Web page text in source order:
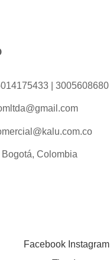
| 3005608680
Bogotá, Colombia
Facebook Instagram